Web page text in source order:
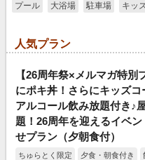
プール 大浴場 駐車場 キッ
人気プラン
【26周年祭×メルマガ特
にポキ丼！さらにキッズ
アルコール飲み放題付き♪
題！26周年を迎えるイベ
せプラン（夕朝食付）
ちゅらとく限定 夕食・朝食付き